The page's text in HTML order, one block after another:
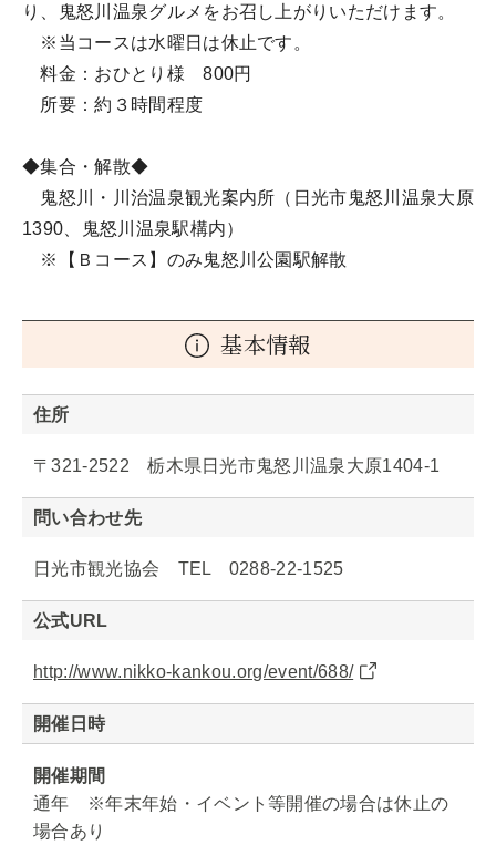
り、鬼怒川温泉グルメをお召し上がりいただけます。
※当コースは水曜日は休止です。
料金：おひとり様 800円
所要：約３時間程度
◆集合・解散◆
鬼怒川・川治温泉観光案内所（日光市鬼怒川温泉大原
1390、鬼怒川温泉駅構内）
※【Ｂコース】のみ鬼怒川公園駅解散
基本情報
住所
〒321-2522 栃木県日光市鬼怒川温泉大原1404-1
問い合わせ先
日光市観光協会 TEL 0288-22-1525
公式URL
http://www.nikko-kankou.org/event/688/
開催日時
開催期間
通年 ※年末年始・イベント等開催の場合は休止の
場合あり